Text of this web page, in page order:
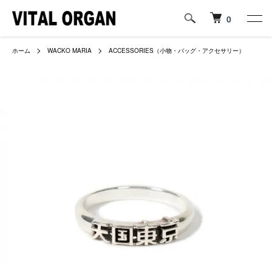
0
ホーム WACKO MARIA ACCESSORIES（小物・バッグ・アクセサリー）